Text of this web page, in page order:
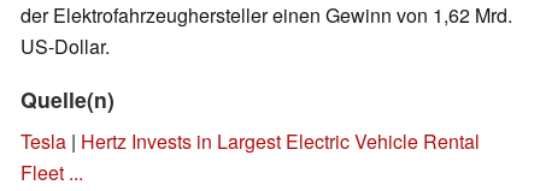
der Elektrofahrzeughersteller einen Gewinn von 1,62 Mrd.
US-Dollar.
Quelle(n)
Tesla | Hertz Invests in Largest Electric Vehicle Rental
Fleet ...